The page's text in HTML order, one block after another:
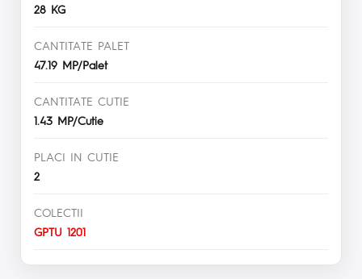
28 KG
CANTITATE PALET
47.19 MP/Palet
CANTITATE CUTIE
1.43 MP/Cutie
PLACI IN CUTIE
2
COLECTII
GPTU 1201